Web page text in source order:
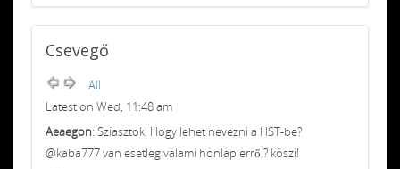
Csevegő
All
Latest on Wed, 11:48 am
Aeaegon: Sziasztok! Hogy lehet nevezni a HST-be?
@kaba777 van esetleg valami honlap erről? köszi!